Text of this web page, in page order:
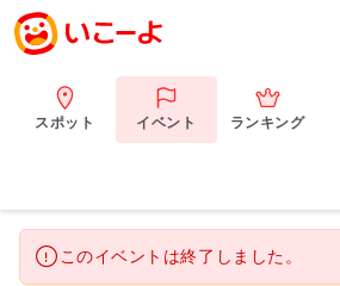
スポット イベント ランキング
このイベントは終了しました。